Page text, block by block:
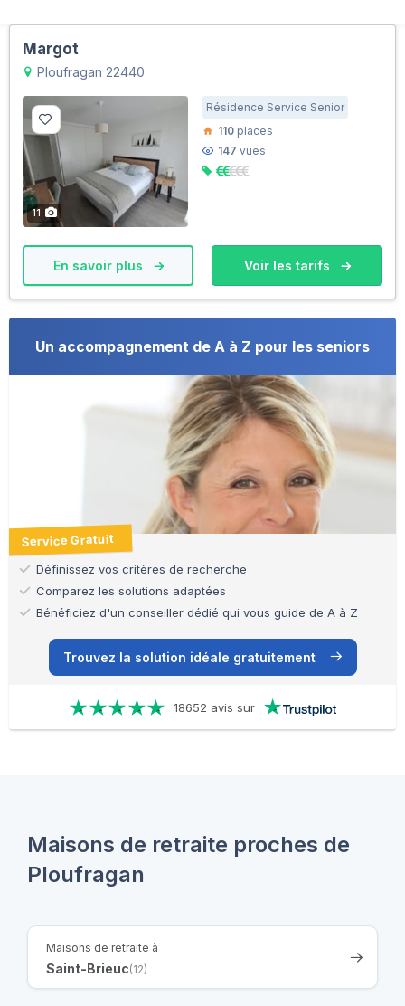
Margot
Ploufragan 22440
11
Résidence Service Senior
110 places
147 vues
En savoir plus Voir les tarifs
Un accompagnement de A à Z pour les seniors
Service Gratuit
Définissez vos critères de recherche
Comparez les solutions adaptées
Bénéficiez d'un conseiller dédié qui vous guide de A à Z
Trouvez la solution idéale gratuitement
18652 avis sur
Maisons de retraite proches de
Ploufragan
Maisons de retraite à
Saint-Brieuc(12)